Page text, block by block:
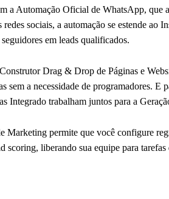
a Automação Oficial de WhatsApp, que
redes sociais, a automação se estende ao
em leads qualificados.
Drag & Drop de Páginas e
sem a necessidade de programadores. E
Integrado trabalham juntos para a
Marketing permite que você configure
scoring, liberando sua equipe para